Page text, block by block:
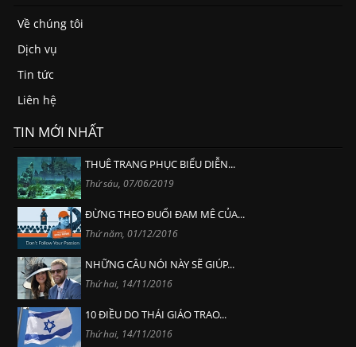
Về chúng tôi
Dịch vụ
Tin tức
Liên hệ
TIN MỚI NHẤT
THUÊ TRANG PHỤC BIỂU DIỄN...
Thứ sáu, 07/06/2019
ĐỪNG THEO ĐUỔI ĐAM MÊ CỦA...
Thứ năm, 01/12/2016
NHỮNG CÂU NÓI NÀY SẼ GIÚP...
Thứ hai, 14/11/2016
10 ĐIỀU DO THÁI GIÁO TRAO...
Thứ hai, 14/11/2016